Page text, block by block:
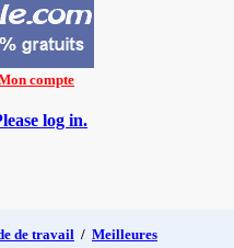
compte
log in.
de travail / Meilleures